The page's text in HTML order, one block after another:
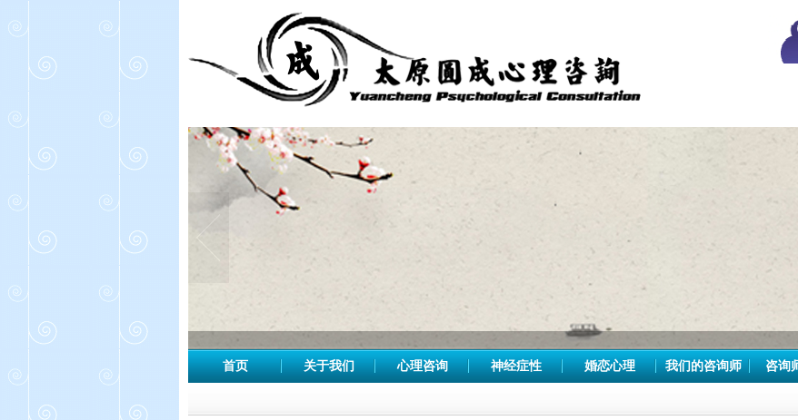
首页 关于我们 心理咨询 神经症性 婚恋心理 我们的咨询师 咨询